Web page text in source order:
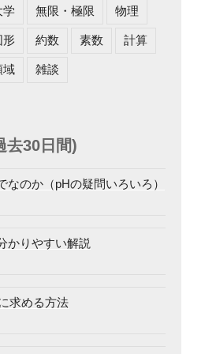
学 無限・極限 物理
形 約数 素数 計算
域 雑談
30日間)
なのか（pHの疑問いろいろ）
かりやすい解説
求める方法